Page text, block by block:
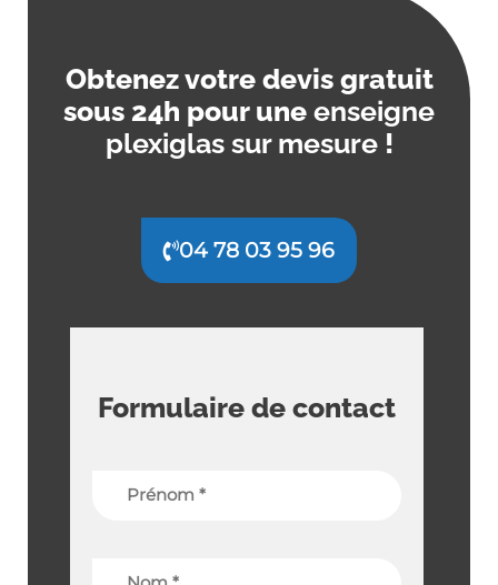
Obtenez votre devis gratuit
sous 24h pour une enseigne
plexiglas sur mesure!
04 78 03 95 96
Formulaire de contact